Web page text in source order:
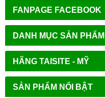
FANPAGE FACEBOOK
DANH MỤC SẢN PHẨM
HÃNG TAISITE - MỸ
SẢN PHẨM NỔI BẬT